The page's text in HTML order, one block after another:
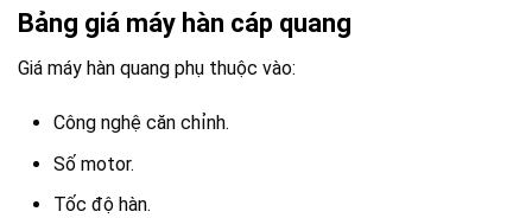
Bảng giá máy hàn cáp quang
Giá máy hàn quang phụ thuộc vào:
Công nghệ căn chỉnh.
Số motor.
Tốc độ hàn.